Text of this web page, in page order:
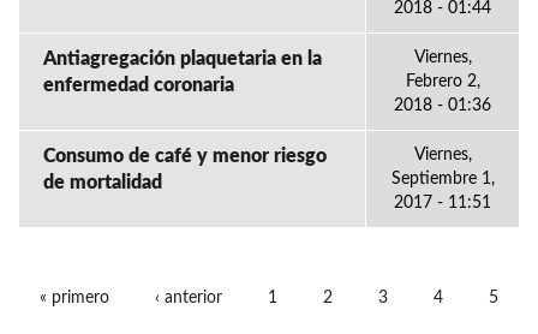
2018 - 01:44
Antiagregación plaquetaria en la
enfermedad coronaria
Viernes,
Febrero 2,
2018 - 01:36
Consumo de café y menor riesgo
de mortalidad
Viernes,
Septiembre 1,
2017 - 11:51
« primero ‹ anterior 1 2 3 4 5